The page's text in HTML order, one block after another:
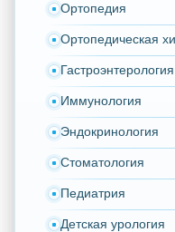
Ортопедия
Ортопедическая
Гастроэнтерология
Иммунология
Эндокринология
Стоматология
Педиатрия
Детская урология